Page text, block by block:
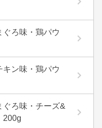
ぐろ味・鶏パウ
キン味・鶏パウ
ぐろ味・チーズ&
200g